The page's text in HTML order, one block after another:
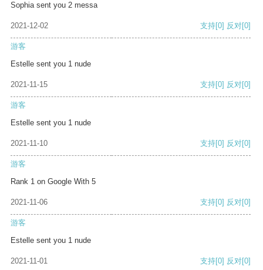
Sophia sent you 2 messa
2021-12-02 支持[0] 反对[0]
游客
Estelle sent you 1 nude
2021-11-15 支持[0] 反对[0]
游客
Estelle sent you 1 nude
2021-11-10 支持[0] 反对[0]
游客
Rank 1 on Google With 5
2021-11-06 支持[0] 反对[0]
游客
Estelle sent you 1 nude
2021-11-01 支持[0] 反对[0]